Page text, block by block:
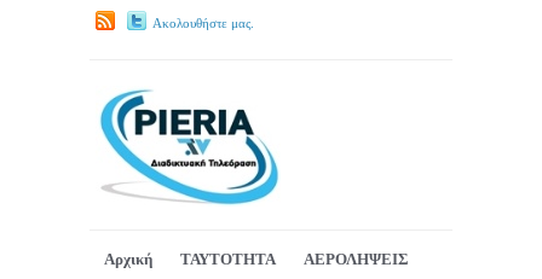
Ακολουθήστε μας.
Αρχική ΤΑΥΤΟΤΗΤΑ
ΑΕΡΟΛΗΨΕΙΣ